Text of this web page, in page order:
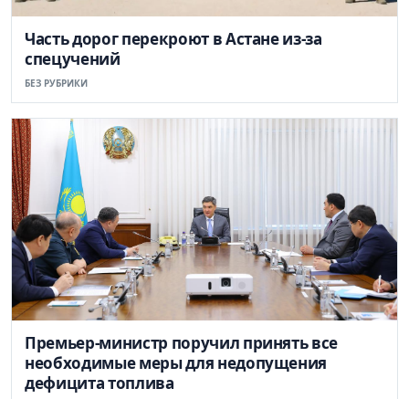
Часть дорог перекроют в Астане из-за
спецучений
БЕЗ РУБРИКИ
Премьер-министр поручил принять все
необходимые меры для недопущения
дефицита топлива